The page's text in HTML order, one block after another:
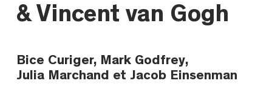
& Vincent van Gogh
Bice Curiger, Mark Godfrey,
Julia Marchand et Jacob Einsenman